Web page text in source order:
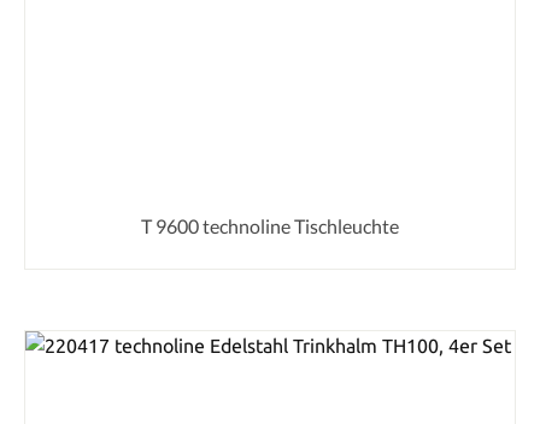
T 9600 technoline Tischleuchte